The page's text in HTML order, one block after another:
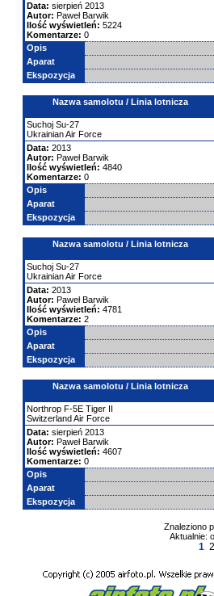
Data: sierpień 2013
Autor: Paweł Barwik
Ilość wyświetleń: 5224
Komentarze: 0
Opis
Aparat
Ekspozycja
Nazwa samolotu / Linia lotnicza
Suchoj Su-27
Ukrainian Air Force
Data: 2013
Autor: Paweł Barwik
Ilość wyświetleń: 4840
Komentarze: 0
Opis
Aparat
Ekspozycja
Nazwa samolotu / Linia lotnicza
Suchoj Su-27
Ukrainian Air Force
Data: 2013
Autor: Paweł Barwik
Ilość wyświetleń: 4781
Komentarze: 2
Opis
Aparat
Ekspozycja
Nazwa samolotu / Linia lotnicza
Northrop F-5E Tiger II
Switzerland Air Force
Data: sierpień 2013
Autor: Paweł Barwik
Ilość wyświetleń: 4607
Komentarze: 0
Opis
Aparat
Ekspozycja
Znaleziono
Aktualnie:
1 2